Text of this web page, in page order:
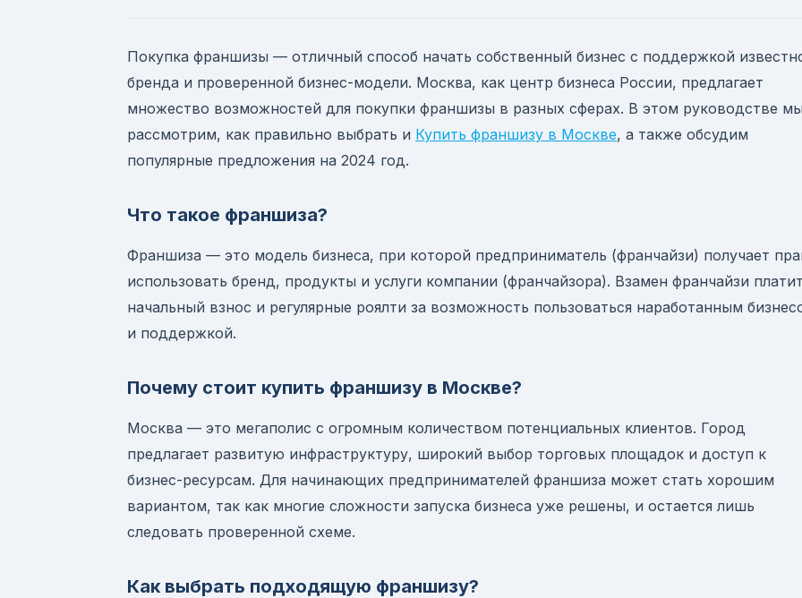
Покупка франшизы — отличный способ начать собственный бизнес с поддержкой
бренда и проверенной бизнес-модели. Москва, как центр бизнеса России, предлагает
множество возможностей для покупки франшизы в разных сферах. В этом руководстве
рассмотрим, как правильно выбрать и Купить франшизу в Москве, а также обсудим
популярные предложения на 2024 год.
Что такое франшиза?
Франшиза — это модель бизнеса, при которой предприниматель (франчайзи) получает
использовать бренд, продукты и услуги компании (франчайзора). Взамен франчайзи
начальный взнос и регулярные роялти за возможность пользоваться наработанным
и поддержкой.
Почему стоит купить франшизу в Москве?
Москва — это мегаполис с огромным количеством потенциальных клиентов. Город
предлагает развитую инфраструктуру, широкий выбор торговых площадок и доступ к
бизнес-ресурсам. Для начинающих предпринимателей франшиза может стать хорошим
вариантом, так как многие сложности запуска бизнеса уже решены, и остается лишь
следовать проверенной схеме.
Как выбрать подходящую франшизу?